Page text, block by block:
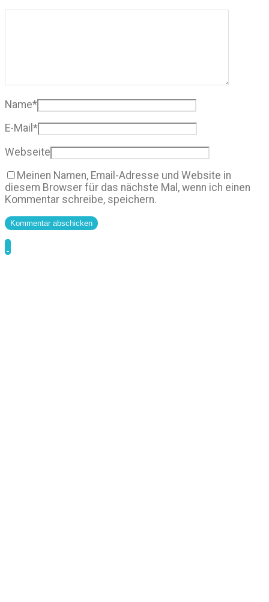
Name*
E-Mail *
Webseite
Meinen Namen, Email-Adresse und Website in
diesem Browser für das nächste Mal, wenn ich einen
Kommentar schreibe, speichern.